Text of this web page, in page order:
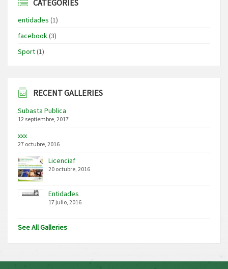
CATEGORIES
entidades (1)
facebook(3)
Sport(1)
RECENT GALLERIES
Subasta Publica
12 septiembre, 2017
xxx
27 octubre, 2016
Licenciaf
20 octubre, 2016
Entidades
17 julio, 2016
See All Galleries